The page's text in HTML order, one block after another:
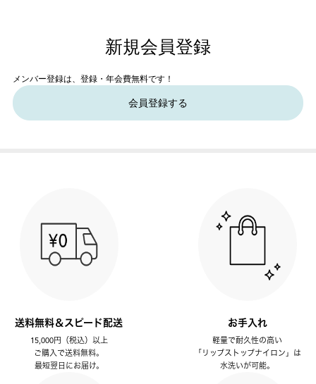
新規会員登録
メンバー登録は、登録・年会費無料です！
会員登録する
送料無料＆スピード配送
15,000円（税込）以上
ご購入で送料無料。
最短翌日にお届け。
お手入れ
軽量で耐久性の高い
「リップストップナイロン」は
水洗いが可能。